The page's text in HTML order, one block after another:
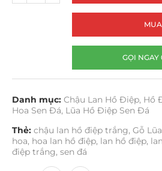
GỌI NGAY
Danh mục: Chậu Lan Hồ Điệp, Hồ
Hoa Sen Đá, Lũa Hồ Điệp Sen Đá
Thẻ: chậu lan hồ điệp trắng, Gỗ Lũa
hoa, hoa lan hồ điệp, lan hồ điệp,
điệp trắng, sen đá